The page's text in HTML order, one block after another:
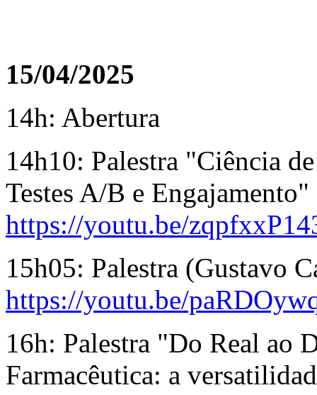
15/04/2025
14h: Abertura
14h10: Palestra "Ciência
Testes A/B e
https://youtu.be/
15h05: Palestra (Gustavo
https://youtu.be/
16h: Palestra "Do Real ao
Farmacêutica: a